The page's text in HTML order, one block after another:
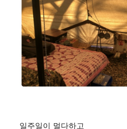
일주일이 멀다하고